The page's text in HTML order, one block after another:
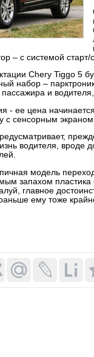
– с системой
Chery Tiggo 5
набор –
и
- ее цена
сенсорным
водителя, вроде
модель
запахом
главное
ему тоже